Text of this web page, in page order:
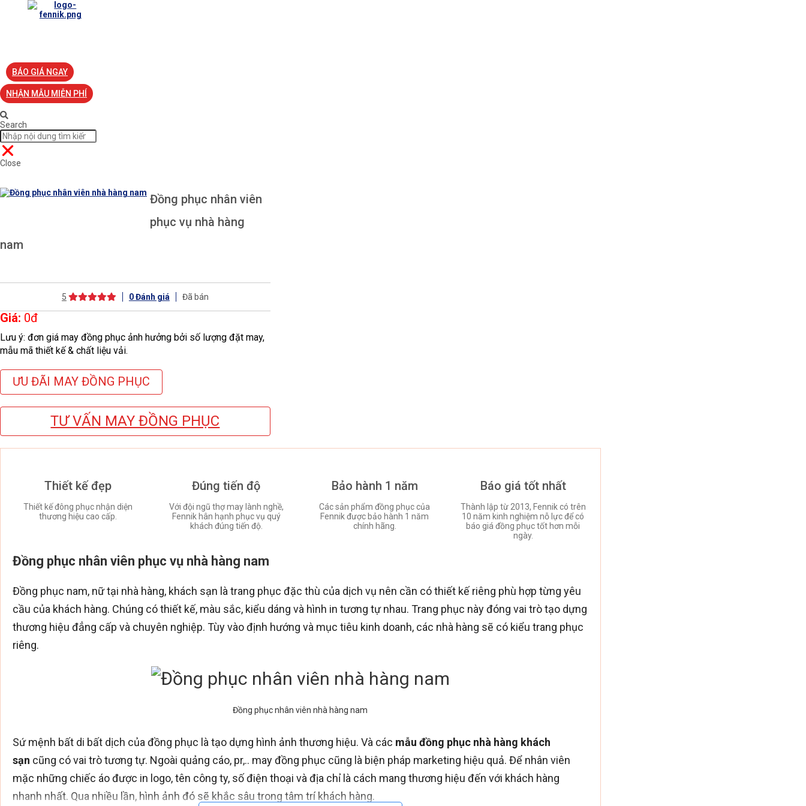
BÁO GIÁ NGAY
NHẬN MẪU MIỄN PHÍ
Search
Close
Đồng phục nhân viên
phục vụ nhà hàng
nam
5 0Đánh giá Đã bán
Giá: 0đ
Lưu ý: đơn giá may đồng phục ảnh hưởng bởi số lượng đặt may,
mẫu mã thiết kế & chất liệu vải.
ƯU ĐÃI MAY ĐỒNG PHỤC
TƯ VẤN MAY ĐỒNG PHỤC
Thiết kế đẹp
Thiết kế đông phục nhận diện
thương hiệu cao cấp.
Đúng tiến độ
Với đội ngũ thợ may lành nghề,
Fennik hân hạnh phục vụ quý
khách đúng tiến độ.
Bảo hành 1 năm
Các sản phẩm đồng phục của
Fennik được bảo hành 1 năm
chính hãng.
Báo giá tốt nhất
Thành lập từ 2013, Fennik có trên
10 năm kinh nghiệm nỗ lực để có
báo giá đồng phục tốt hơn mỗi
ngày.
Đồng phục nhân viên phục vụ nhà hàng nam
Đồng phục nam, nữ tại nhà hàng, khách sạn là trang phục đặc thù của dịch vụ nên cần có thiết kế riêng phù hợp từng yêu
cầu của khách hàng. Chúng có thiết kế, màu sắc, kiểu dáng và hình in tương tự nhau. Trang phục này đóng vai trò tạo dựng
thương hiệu đẳng cấp và chuyên nghiệp. Tùy vào định hướng và mục tiêu kinh doanh, các nhà hàng sẽ có kiểu trang phục
riêng.
Đồng phục nhân viên nhà hàng nam
Sứ mệnh bất di bất dịch của đồng phục là tạo dựng hình ảnh thương hiệu. Và các mẫu đồng phục nhà hàng khách
sạn cũng có vai trò tương tự. Ngoài quảng cáo, pr,.. may đồng phục cũng là biện pháp marketing hiệu quả. Để nhân viên
mặc những chiếc áo được in logo, tên công ty, số điện thoại và địa chỉ là cách mang thương hiệu đến với khách hàng
nhanh nhất. Qua nhiều lần, hình ảnh đó sẽ khắc sâu trong tâm trí khách hàng.